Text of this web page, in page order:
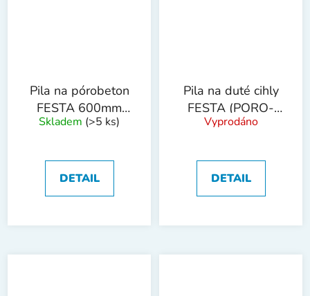
Pila na pórobeton
FESTA 600mm
kalené zuby
Skladem (>5 ks)
DETAIL
Pila na duté cihly
FESTA (PORO-
THERM) CZ
Vyprodáno
DETAIL